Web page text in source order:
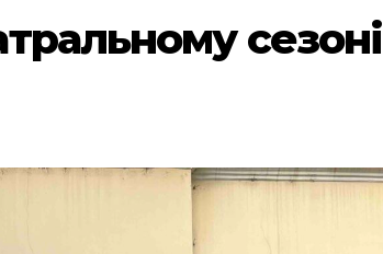
сезоні